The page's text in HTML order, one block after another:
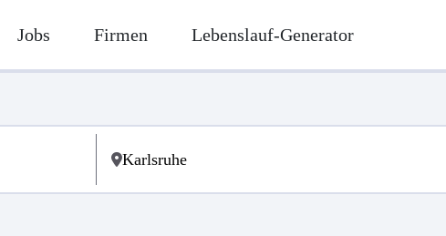
Jobs Firmen Lebenslauf-Generator